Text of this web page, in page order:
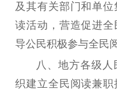
及其有关部门和单
读活动，营造促进
导公民积极参与全民
八 、 地方各级人
织建立全民阅读兼